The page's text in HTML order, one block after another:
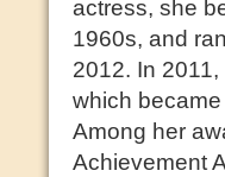
actress, she
1960s, and
2012. In
which
Among her
Achievement